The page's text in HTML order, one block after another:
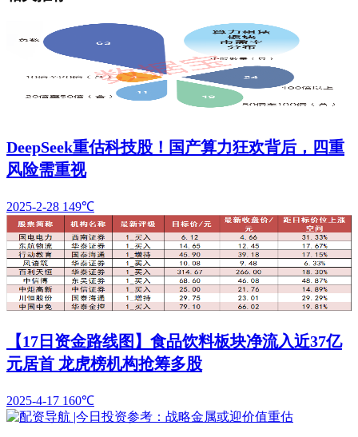
DeepSeek重估科技股！国产算力狂欢背后，四重
风险需重视
2025-2-28 149℃
【17日资金路线图】食品饮料板块净流入近37亿
元居首 龙虎榜机构抢筹多股
2025-4-17 160℃